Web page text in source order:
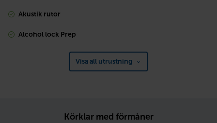
Akustik rutor
Alcohol lock Prep
Visa all utrustning
Körklar med förmåner